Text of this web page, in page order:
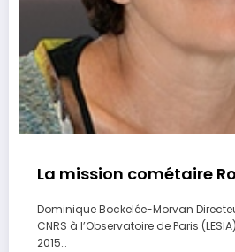
La mission cométaire
Dominique Bockelée-Morvan
CNRS à l’Observatoire de Paris
2015…